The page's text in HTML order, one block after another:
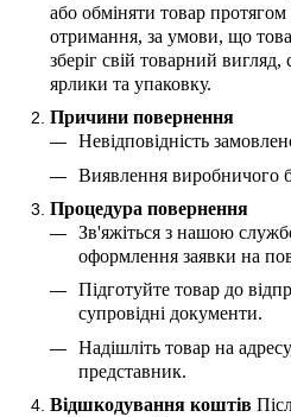
або обміняти товар
отримання, за умови, що
зберіг свій товарний вигляд,
ярлики та упаковку.
Причини повернення
Невідповідність
Виявлення виробничого
Процедура повернення
Зв'яжіться з нашою
оформлення заявки на
Підготуйте товар до
супровідні документи.
Надішліть товар на
представник.
Відшкодування коштів